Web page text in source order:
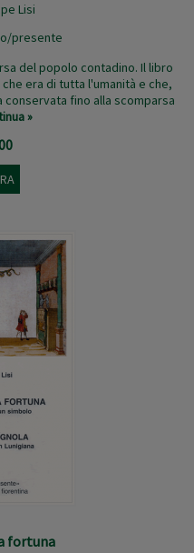
Lisi
presente
del popolo contadino. Il libro
era di tutta l'umanità e che,
fino alla scomparsa
»
fortuna